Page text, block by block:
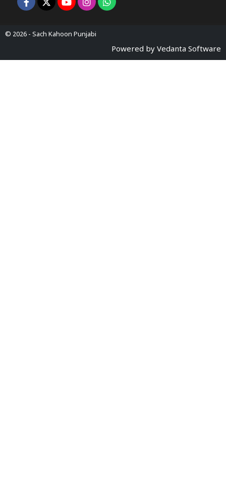
© 2026 - Sach Kahoon Punjabi
Powered by Vedanta Software